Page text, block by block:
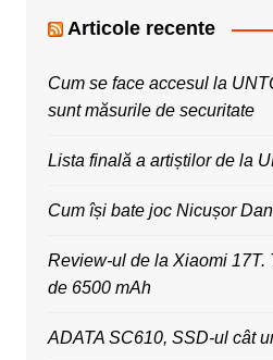
Articole recente
Cum se face accesul la
sunt măsurile de securitate
Lista finală a artiștilor de la
Cum își bate joc Nicușor
Review-ul de la Xiaomi 17T.
de 6500 mAh
ADATA SC610, SSD-ul cât